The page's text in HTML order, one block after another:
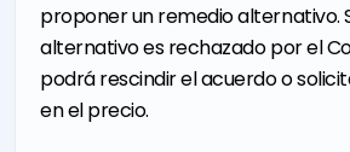
proponer un remedio alternativo.
alternativo es rechazado por el
podrá rescindir el acuerdo o
en el precio.